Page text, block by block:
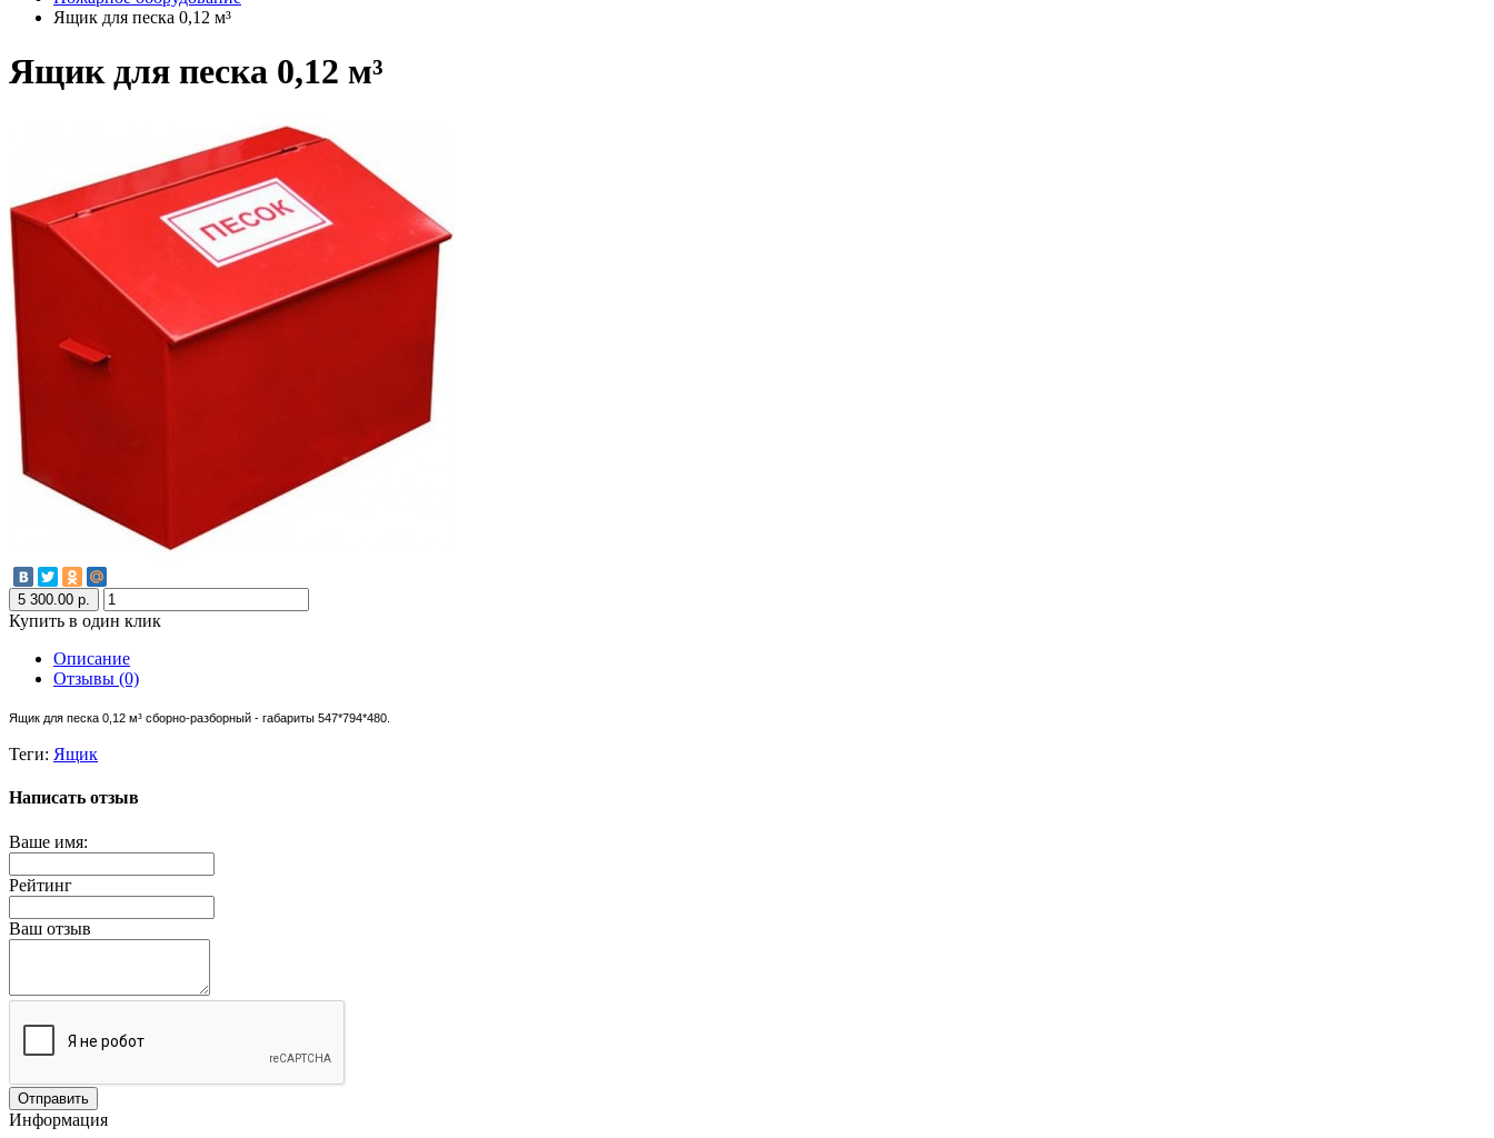
Ящик для песка 0,12 м³
Ящик для песка 0,12 м³
5 300.00 р.
Купить в один клик
Описание
Отзывы (0)
Ящик для песка 0,12 м³ сборно-разборный - габариты 547*794*480.
Теги: Ящик
Написать отзыв
Ваше имя:
Рейтинг
Ваш отзыв
Отправить
Информация